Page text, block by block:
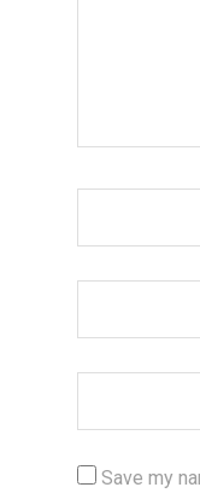
Save my